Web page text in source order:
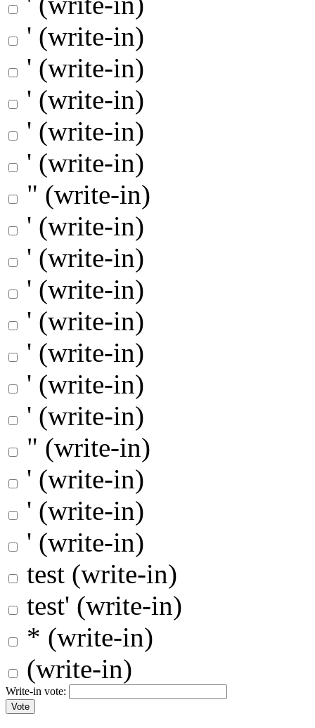
' (write-in)
' (write-in)
' (write-in)
' (write-in)
' (write-in)
" (write-in)
' (write-in)
' (write-in)
' (write-in)
' (write-in)
' (write-in)
' (write-in)
' (write-in)
" (write-in)
' (write-in)
' (write-in)
' (write-in)
test (write-in)
test' (write-in)
* (write-in)
(write-in)
Write-in vote: